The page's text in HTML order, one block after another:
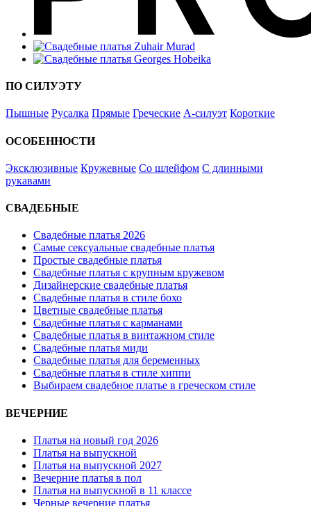
ПО СИЛУЭТУ
Пышные Русалка Прямые Греческие А-силуэт Короткие
ОСОБЕННОСТИ
Эксклюзивные Кружевные Со шлейфом С длинными
рукавами
СВАДЕБНЫЕ
Свадебные платья 2026
Самые сексуальные свадебные платья
Простые свадебные платья
Свадебные платья с крупным кружевом
Дизайнерские свадебные платья
Свадебные платья в стиле бохо
Цветные свадебные платья
Свадебные платья с карманами
Свадебные платья в винтажном стиле
Свадебные платья миди
Свадебные платья для беременных
Свадебные платья в стиле хиппи
Выбираем свадебное платье в греческом стиле
ВЕЧЕРНИЕ
Платья на новый год 2026
Платья на выпускной
Платья на выпускной 2027
Вечерние платья в пол
Платья на выпускной в 11 классе
Черные вечерние платья